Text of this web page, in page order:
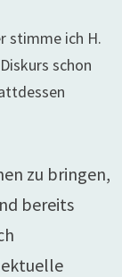
stimme ich H.
schon
zu bringen,
bereits